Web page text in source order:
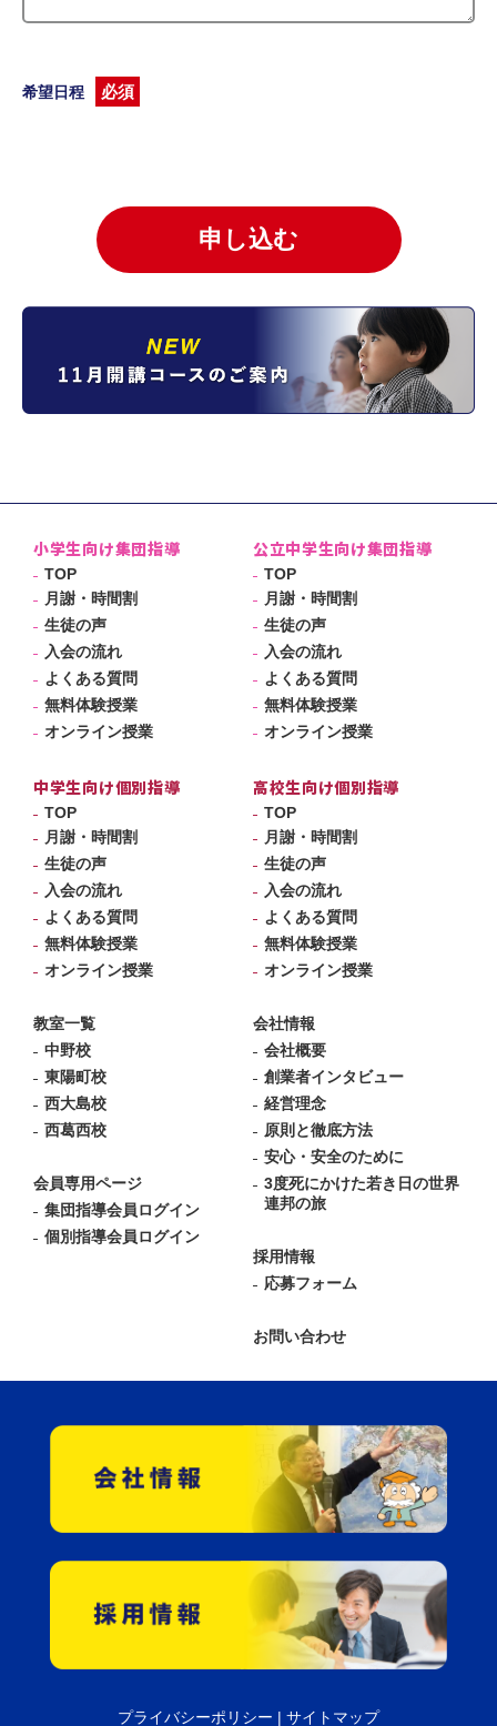
希望日程 必須
小学生向け集団指導
TOP
月謝・時間割
生徒の声
入会の流れ
よくある質問
無料体験授業
オンライン授業
中学生向け個別指導
TOP
月謝・時間割
生徒の声
入会の流れ
よくある質問
無料体験授業
オンライン授業
公立中学生向け集団指導
TOP
月謝・時間割
生徒の声
入会の流れ
よくある質問
無料体験授業
オンライン授業
高校生向け個別指導
TOP
月謝・時間割
生徒の声
入会の流れ
よくある質問
無料体験授業
オンライン授業
教室一覧
中野校
東陽町校
西大島校
西葛西校
会員専用ページ
集団指導会員ログイン
個別指導会員ログイン
会社情報
会社概要
創業者インタビュー
経営理念
原則と徹底方法
安心・安全のために
3度死にかけた若き日の世界
連邦の旅
採用情報
応募フォーム
お問い合わせ
プライバシーポリシー | サイトマップ